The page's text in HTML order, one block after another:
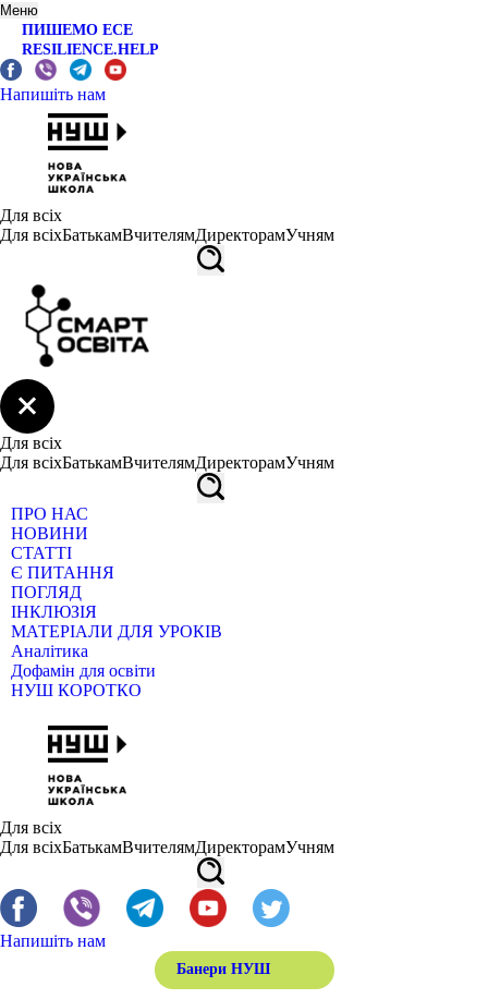
Меню
ПИШЕМО ЕСЕ
RESILIENCE.HELP
Напишіть нам
Для всіх
Для всіхБатькамВчителямДиректорамУчням
Для всіх
Для всіхБатькамВчителямДиректорамУчням
ПРО НАС
НОВИНИ
СТАТТІ
Є ПИТАННЯ
ПОГЛЯД
ІНКЛЮЗІЯ
МАТЕРІАЛИ ДЛЯ УРОКІВ
Аналітика
Дофамін для освіти
НУШ КОРОТКО
Для всіх
Для всіхБатькамВчителямДиректорамУчням
Напишіть нам
Банери НУШ